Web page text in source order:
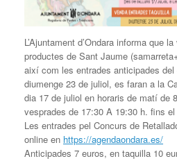
L’Ajuntament d’Ondara informa que
productes de Sant Jaume
així com les entrades anticipades
diumenge 23 de juliol, es faran a la
dia 17 de juliol en horaris de matí de
vesprades de 17:30 A 19:30 h. fins
Les entrades pel Concurs de
online en https://agendaondara.es/
Anticipades 7 euros, en taquilla 10